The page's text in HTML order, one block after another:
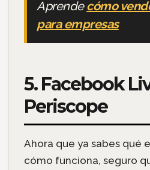
Aprendecómo
para empresas
5. Facebook
Periscope
Ahora que ya sabes qué
cómo funciona, seguro